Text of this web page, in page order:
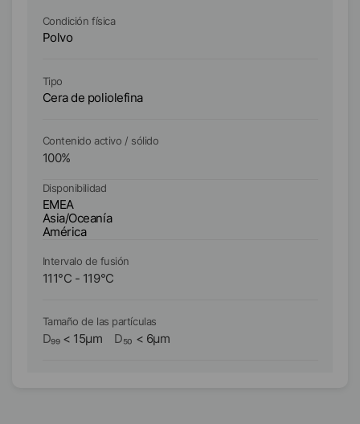
Condición física
Polvo
Tipo
Cera de poliolefina
Contenido activo / sólido
100%
Disponibilidad
EMEA
Asia/Oceanía
América
Intervalo de fusión
111°C - 119°C
Tamaño de las partículas
D₉₉ < 15µm D₅₀ < 6µm